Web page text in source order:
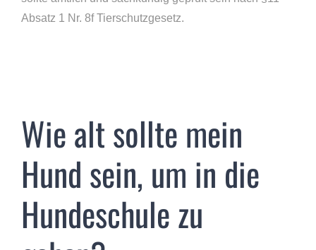
Absatz 1 Nr. 8f Tierschutzgesetz.
Wie alt sollte mein
Hund sein, um in die
Hundeschule zu